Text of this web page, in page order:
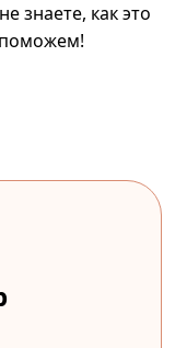
знаете, как это